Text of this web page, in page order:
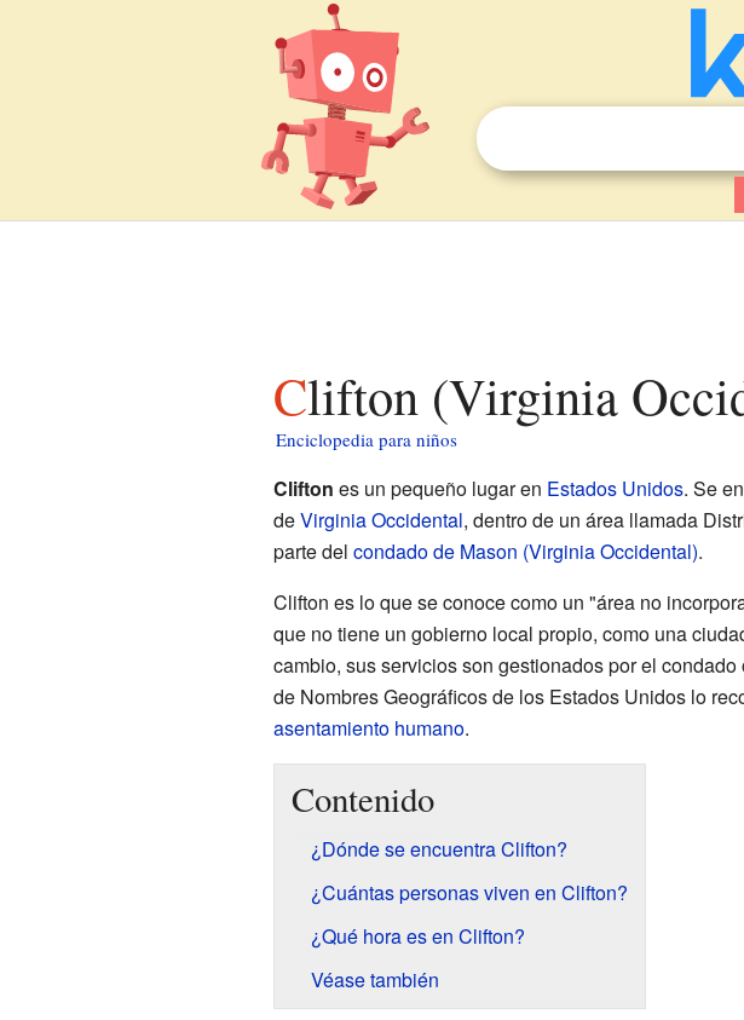
Clifton (Virginia
Enciclopedia para niños
Clifton es un pequeño lugar en Estados Unidos. Se
deVirginia Occidental, dentro de un área llamada
parte del condado de Mason (Virginia Occidental).
Clifton es lo que se conoce como un "área no
que no tiene un gobierno local propio, como una
cambio, sus servicios son gestionados por el condado
de Nombres Geográficos de los Estados Unidos lo
asentamiento humano.
Contenido
¿Dónde se encuentra Clifton?
¿Cuántas personas viven en Clifton?
¿Qué hora es en Clifton?
Véase también